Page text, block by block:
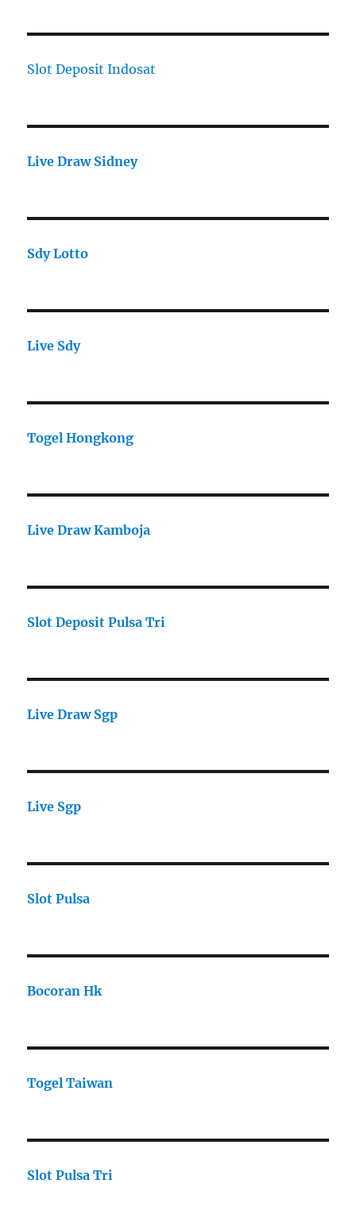
Slot Deposit Indosat
Live Draw Sidney
Sdy Lotto
Live Sdy
Togel Hongkong
Live Draw Kamboja
Slot Deposit Pulsa Tri
Live Draw Sgp
Live Sgp
Slot Pulsa
Bocoran Hk
Togel Taiwan
Slot Pulsa Tri